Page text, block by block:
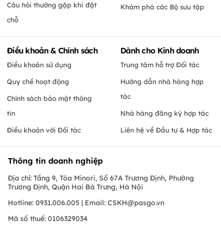
Câu hỏi thường gặp khi đặt
chỗ
Khám phá các Bộ sưu tập
Điều khoản & Chính sách
Điều khoản sử dụng
Quy chế hoạt động
Chính sách bảo mật thông
tin
Điều khoản với Đối tác
Dành cho Kinh doanh
Trung tâm hỗ trợ Đối tác
Hướng dẫn nhà hàng hợp
tác
Nhà hàng đăng ký hợp tác
Liên hệ về Đầu tư & Hợp tác
Thông tin doanh nghiệp
Địa chỉ: Tầng 9, Tòa Minori, Số 67A Trương Định, Phường
Trương Định, Quận Hai Bà Trưng, Hà Nội
Hotline: 0931.006.005 | Email: CSKH@pasgo.vn
Mã số thuế: 0106329034